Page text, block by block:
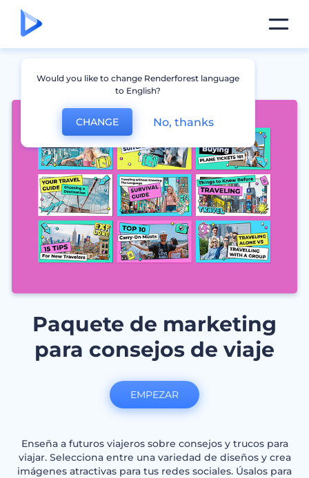
Paquete de marketing
para consejos de viaje
Enseña a futuros viajeros sobre consejos y trucos para
viajar. Selecciona entre una variedad de diseños y crea
imágenes atractivas para tus redes sociales. Úsalos para
EMPEZAR
Would you like to change Renderforest language
to English?
CHANGE No, thanks